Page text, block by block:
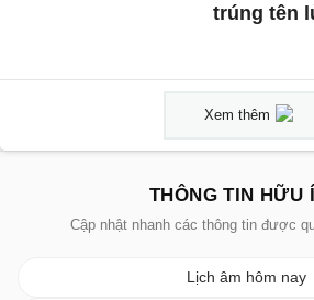
trúng tên
Xem thêm
THÔNG TIN HỮU
Cập nhật nhanh các thông tin được
Lịch âm hôm nay